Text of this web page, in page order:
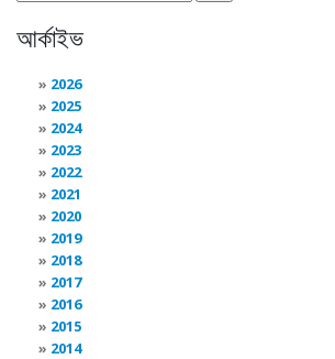
আর্কাইভ
2026
2025
2024
2023
2022
2021
2020
2019
2018
2017
2016
2015
2014